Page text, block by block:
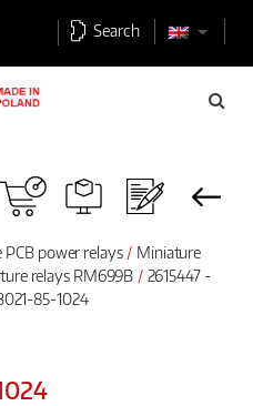
Search
power relays
Miniature
relays RM699B
2615447 -
85-1024